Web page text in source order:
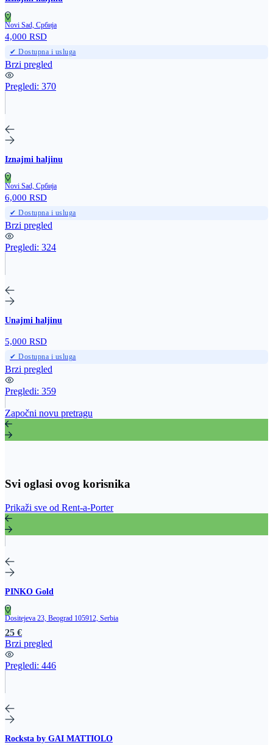
Novi Sad, Србија
4,000 RSD
✔ Dostupna i usluga
Brzi pregled
Pregledi: 370
Iznajmi haljinu
Novi Sad, Србија
6,000 RSD
✔ Dostupna i usluga
Brzi pregled
Pregledi: 324
Unajmi haljinu
5,000 RSD
✔ Dostupna i usluga
Brzi pregled
Pregledi: 359
Započni novu pretragu
Svi oglasi ovog korisnika
Prikaži sve od Rent-a-Porter
PINKO Gold
Dositejeva 23, Beograd 105912, Serbia
25 €
Brzi pregled
Pregledi: 446
Rocksta by GAI MATTIOLO